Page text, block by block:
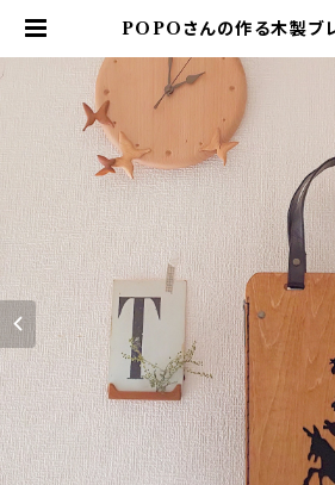
POPOさんの作る木製ブ